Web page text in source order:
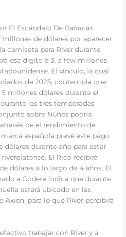
El Escándalo De Barracas
de dólares por aparecer
camiseta para River durante
esa digito a 3. a few millones
El vínculo, la cual
de 2025, contempla que
millones dólares durante el
las tres temporadas
sobre Núñez podría
de el rendimiento de
española prevé este pago
dólares durante año para estar
El Rico recibirá
dólares a lo largo de 4 años. El
a Codere indica que durante
estará ubicado en las
Axion, para lo que River percibirá
trabajar con River y a